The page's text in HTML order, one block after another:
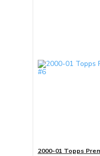
2000-01 Topps